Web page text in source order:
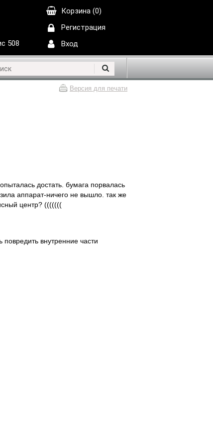
508
Корзина (0)
Регистрация
Вход
Версия для печати
достать. бумага порвалась
аппарат-ничего не вышло. так же
центр? (((((((
внутренние части